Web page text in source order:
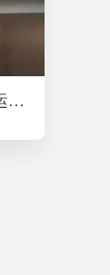
平安春运 | 广东交警提前启动2025年春运护航模式